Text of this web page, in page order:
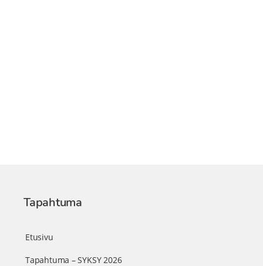
Tapahtuma
Etusivu
Tapahtuma – SYKSY 2026